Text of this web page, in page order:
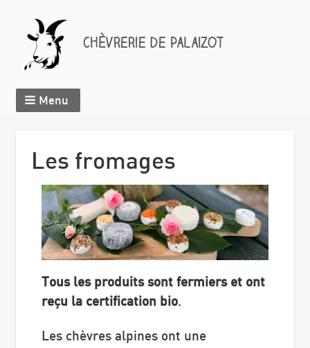
Chèvrerie de Palaizot
Menu
Les fromages
Image
Texte
Tous les produits sont fermiers et ont
reçu la certification bio.
Les chèvres alpines ont une